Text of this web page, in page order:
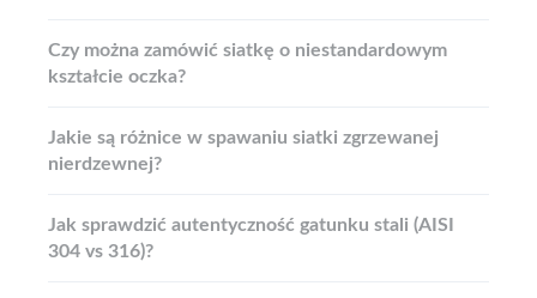
Czy można zamówić siatkę o niestandardowym
kształcie oczka?
Jakie są różnice w spawaniu siatki zgrzewanej
nierdzewnej?
Jak sprawdzić autentyczność gatunku stali (AISI
304 vs 316)?